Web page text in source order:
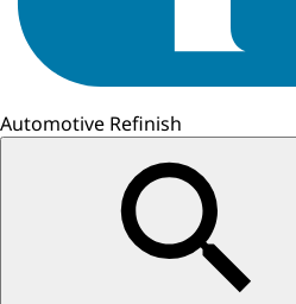
Automotive Refinish